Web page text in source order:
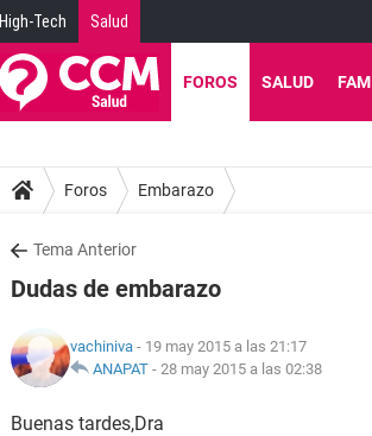
High-Tech Salud
FOROS SALUD
Foros Embarazo
Tema Anterior
Dudas de embarazo
vachiniva - 19 may 2015 a las 21:17
ANAPAT - 28 may 2015 a las 02:38
Buenas tardes,Dra